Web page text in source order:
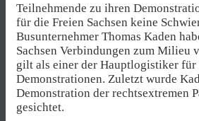
Teilnehmende zu ihren
für die Freien Sachsen keine
Busunternehmer Thomas Kaden
Sachsen Verbindungen zum Milieu
gilt als einer der Hauptlogistiker für
Demonstrationen. Zuletzt wurde
Demonstration der rechtsextremen
gesichtet.